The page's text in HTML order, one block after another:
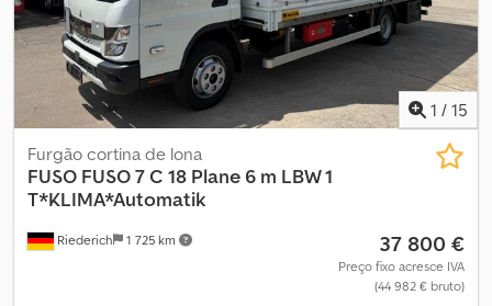
Dcodpfjztibuox Apisk o nosso serviço para si: - Obtenção de
matrículas temporárias ou de importação -
Transporte/entrega em toda a União Europeia - Despacho
aduaneiro de veículos para países terceiros WhatsApp para
inglês, alemão, russo e outros idiomas:
1 / 15
Riederich 1 725 km
Furgão cortina de lona
FUSO FUSO 7 C 18 Plane 6 m LBW 1
T*KLIMA*Automatik
37 800 €
Preço fixo acresce IVA
(44 982 € bruto)